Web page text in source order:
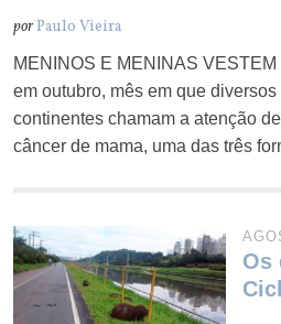
porPaulo Vieira
MENINOS E MENINAS
em outubro, mês em que
continentes chamam a atenção
câncer de mama, uma das três
Os